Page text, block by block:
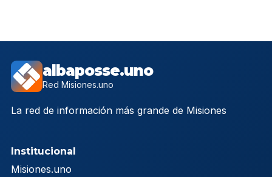
albaposse.uno
Red Misiones.uno
La red de información más grande de Misiones
Institucional
Misiones.uno